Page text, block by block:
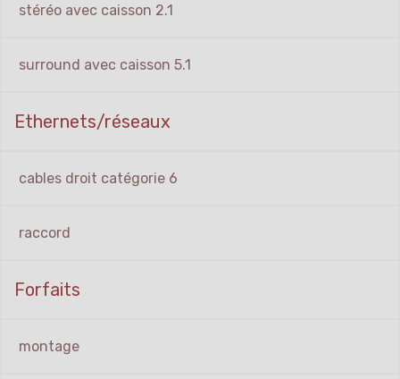
stéréo avec caisson 2.1
surround avec caisson 5.1
Ethernets/réseaux
cables droit catégorie 6
raccord
Forfaits
montage